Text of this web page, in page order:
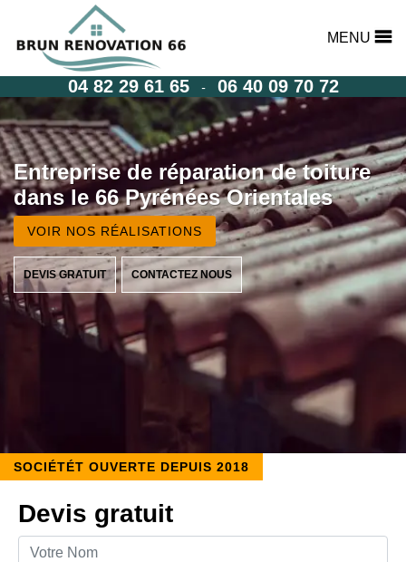
MENU
04 82 29 61 65 - 06 40 09 70 72
Entreprise de réparation de toiture
dans le 66 Pyrénées Orientales
VOIR NOS RÉALISATIONS
DEVIS GRATUIT CONTACTEZ NOUS
SOCIÉTÉT OUVERTE DEPUIS 2018
Devis gratuit